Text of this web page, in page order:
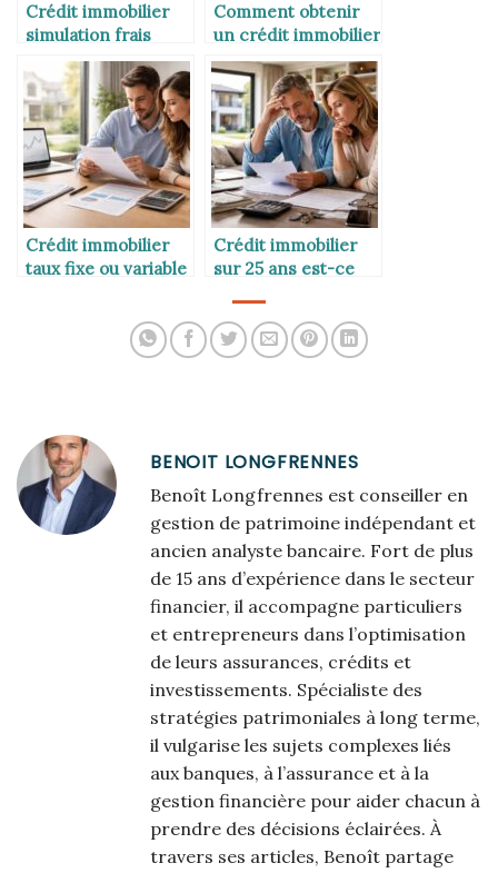
Crédit immobilier
simulation frais
notaire
Comment obtenir
un crédit immobilier
sans apport
Crédit immobilier
taux fixe ou variable
Crédit immobilier
sur 25 ans est-ce
BENOIT LONGFRENNES
Benoît Longfrennes est conseiller en
gestion de patrimoine indépendant et
ancien analyste bancaire. Fort de plus
de 15 ans d’expérience dans le secteur
financier, il accompagne particuliers
et entrepreneurs dans l’optimisation
de leurs assurances, crédits et
investissements. Spécialiste des
stratégies patrimoniales à long terme,
il vulgarise les sujets complexes liés
aux banques, à l’assurance et à la
gestion financière pour aider chacun à
prendre des décisions éclairées. À
travers ses articles, Benoît partage